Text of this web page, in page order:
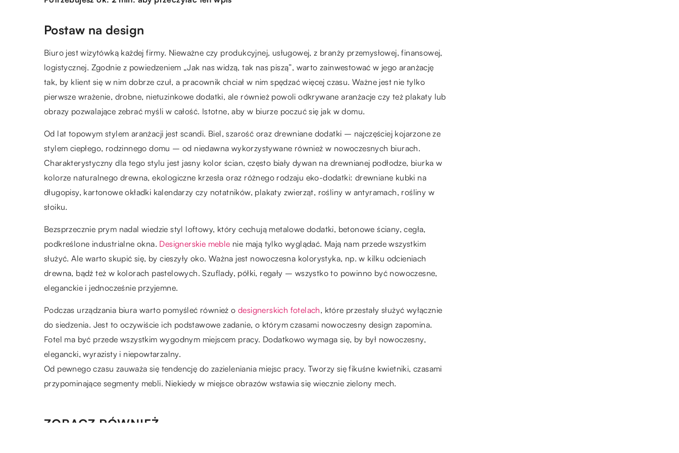
Postaw na design
Biuro jest wizytówką każdej firmy. Nieważne czy produkcyjnej, usługowej, z branży przemysłowej, finansowej,
logistycznej. Zgodnie z powiedzeniem „Jak nas widzą, tak nas piszą”, warto zainwestować w jego aranżację
tak, by klient się w nim dobrze czuł, a pracownik chciał w nim spędzać więcej czasu. Ważne jest nie tylko
pierwsze wrażenie, drobne, nietuzinkowe dodatki, ale również powoli odkrywane aranżacje czy też plakaty lub
obrazy pozwalające zebrać myśli w całość. Istotne, aby w biurze poczuć się jak w domu.
Od lat topowym stylem aranżacji jest scandi. Biel, szarość oraz drewniane dodatki – najczęściej kojarzone ze
stylem ciepłego, rodzinnego domu – od niedawna wykorzystywane również w nowoczesnych biurach.
Charakterystyczny dla tego stylu jest jasny kolor ścian, często biały dywan na drewnianej podłodze, biurka w
kolorze naturalnego drewna, ekologiczne krzesła oraz różnego rodzaju eko-dodatki: drewniane kubki na
długopisy, kartonowe okładki kalendarzy czy notatników, plakaty zwierząt, rośliny w antyramach, rośliny w
słoiku.
Bezsprzecznie prym nadal wiedzie styl loftowy, który cechują metalowe dodatki, betonowe ściany, cegła,
podkreślone industrialne okna. Designerskie meble nie mają tylko wyglądać. Mają nam przede wszystkim
służyć. Ale warto skupić się, by cieszyły oko. Ważna jest nowoczesna kolorystyka, np. w kilku odcieniach
drewna, bądź też w kolorach pastelowych. Szuflady, półki, regały – wszystko to powinno być nowoczesne,
eleganckie i jednocześnie przyjemne.
Podczas urządzania biura warto pomyśleć również o designerskich fotelach, które przestały służyć wyłącznie
do siedzenia. Jest to oczywiście ich podstawowe zadanie, o którym czasami nowoczesny design zapomina.
Fotel ma być przede wszystkim wygodnym miejscem pracy. Dodatkowo wymaga się, by był nowoczesny,
elegancki, wyrazisty i niepowtarzalny.
Od pewnego czasu zauważa się tendencję do zazieleniania miejsc pracy. Tworzy się fikuśne kwietniki, czasami
przypominające segmenty mebli. Niekiedy w miejsce obrazów wstawia się wiecznie zielony mech.
ZOBACZ RÓWNIEŻ